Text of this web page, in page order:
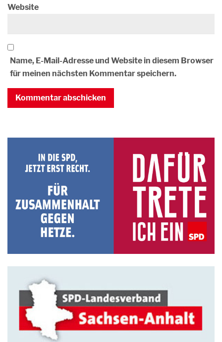
Website
Name, E-Mail-Adresse und Website in diesem Browser
für meinen nächsten Kommentar speichern.